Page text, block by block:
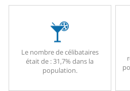
Le nombre de célibataires
était de : 31,7% dans la
population.